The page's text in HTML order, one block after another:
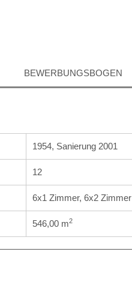
BEWERBUNGSBOGEN
1954, Sanierung 2001
12
6x1 Zimmer, 6x2 Zimmer
546,00 m2